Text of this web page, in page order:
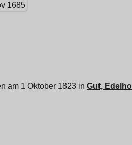
1685
am 1 Oktober 1823 in Gut,